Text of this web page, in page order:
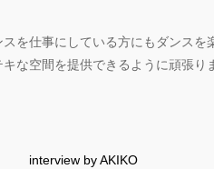
スを仕事にしている方にもダンス
キな空間を提供できるように頑張り
interview by AKIKO